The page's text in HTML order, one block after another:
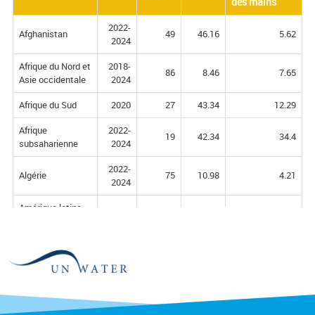
Afghanistan
2022-
2024
49 46.16 5.62
Afrique du Nord et
Asie occidentale
2018-
2024
86 8.46 7.65
Afrique du Sud 2020 27 43.34
12.29
Afrique
subsaharienne
2022-
2024
19 42.34 34.4
Algérie
2022-
2024
75 10.98 4.21
Amérique latine
Angola
Arménie
2022